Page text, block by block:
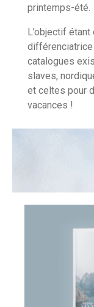
printemps-été.
L’objectif
catalogues
slaves,
et celtes pour
vacances !